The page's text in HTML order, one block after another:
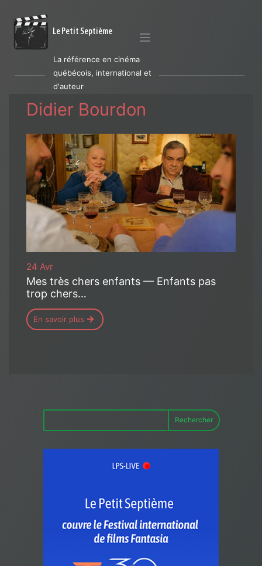
Le Petit Septième
La référence en cinéma
québécois, international et
d'auteur
Didier Bourdon
24 Avr
Mes très chers enfants — Enfants pas
trop chers…
En savoir plus
Rechercher